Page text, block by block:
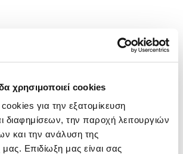
χρησιμοποιεί cookies
για την εξατομίκευση
διαφημίσεων, την παροχή λειτουργιών
και την ανάλυση της
μας. Επιδίωξη μας είναι σας